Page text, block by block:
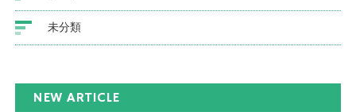
未分類
NEW ARTICLE